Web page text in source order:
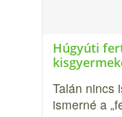
Húgyúti
Talán nincs
ismerné a